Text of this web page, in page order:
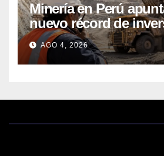
Minería en Perú
nuevo récord de
crecen los petitorios
insta a destrabar
AGO 4, 2026